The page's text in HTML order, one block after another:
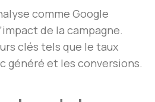
comme Google
de la campagne.
clés tels que le taux
généré et les conversions.